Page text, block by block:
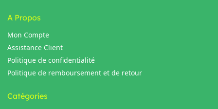
A Propos
Mon Compte
Assistance Client
Politique de confidentialité
Politique de remboursement et de retour
Catégories